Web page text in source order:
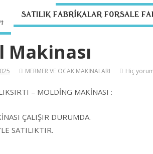
SATILIK FABRİKALAR FORSALE
Makinası
MERMER VE OCAK MAKİNALARI Hiç
– MOLDİNG MAKİNASI :
ÇALIŞIR DURUMDA.
SATILIKTIR.